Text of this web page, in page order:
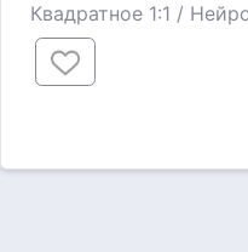
Квадратное 1:1 /